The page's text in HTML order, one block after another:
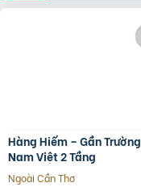
Hàng Hiếm – Gần Trường
Nam Việt 2 Tầng
Ngoài Cần Thơ